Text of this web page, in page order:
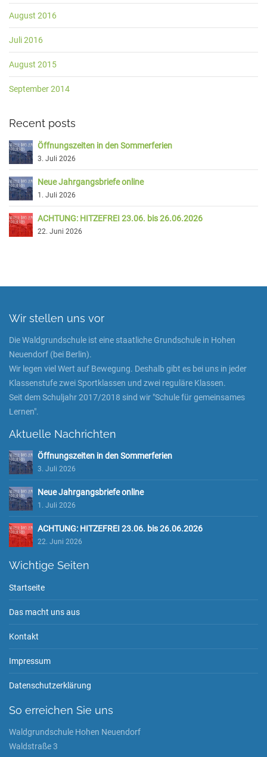
August 2016
Juli 2016
August 2015
September 2014
Recent posts
Öffnungszeiten in den Sommerferien
3. Juli 2026
Neue Jahrgangsbriefe online
1. Juli 2026
ACHTUNG: HITZEFREI 23.06. bis 26.06.2026
22. Juni 2026
Wir stellen uns vor
Die Waldgrundschule ist eine staatliche Grundschule in Hohen
Neuendorf (bei Berlin).
Wir legen viel Wert auf Bewegung. Deshalb gibt es bei uns in jeder
Klassenstufe zwei Sportklassen und zwei reguläre Klassen.
Seit dem Schuljahr 2017/2018 sind wir "Schule für gemeinsames
Lernen".
Aktuelle Nachrichten
Öffnungszeiten in den Sommerferien
3. Juli 2026
Neue Jahrgangsbriefe online
1. Juli 2026
ACHTUNG: HITZEFREI 23.06. bis 26.06.2026
22. Juni 2026
Wichtige Seiten
Startseite
Das macht uns aus
Kontakt
Impressum
Datenschutzerklärung
So erreichen Sie uns
Waldgrundschule Hohen Neuendorf
Waldstraße 3